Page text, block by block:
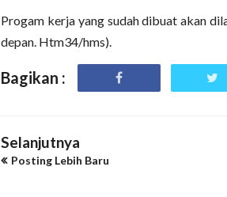
Progam kerja yang sudah dibuat akan
depan. Htm34/hms).
Bagikan :
Selanjutnya
Posting Lebih Baru